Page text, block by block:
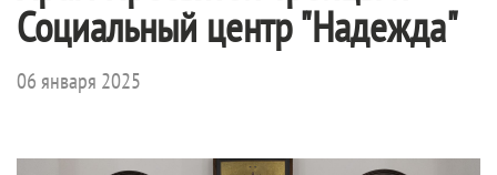
Социальный центр "Надежда"
06 января 2025